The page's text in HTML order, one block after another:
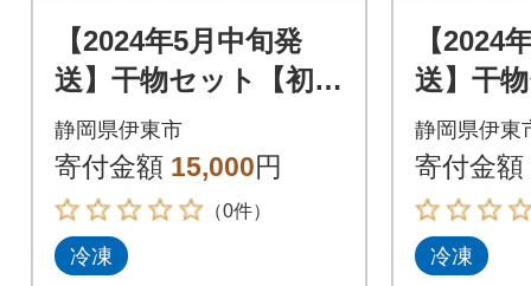
【2024年5月中旬発
送】干物セット【初島
C】特トロあじ・中あ
じ各8枚 伊豆・伊東
の干物詰め合わせ
静岡県伊東市
寄付金額 15,000円
（0件）
冷凍
【2024
送】干
C】特ト
じ各8
の干物
静岡県伊東
寄付金額
冷凍